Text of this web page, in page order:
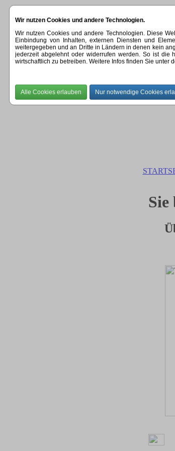
Wir nutzen Cookies und andere Technologien.
Wir nutzen Cookies und andere Technologien. Diese
Einbindung von Inhalten, externen Diensten und
weitergegeben und an Dritte in Ländern in denen kein
jederzeit abgelehnt oder widerrufen werden. So ist die
wirtschaftlich zu betreiben. Weitere Infos finden Sie unter
Sie